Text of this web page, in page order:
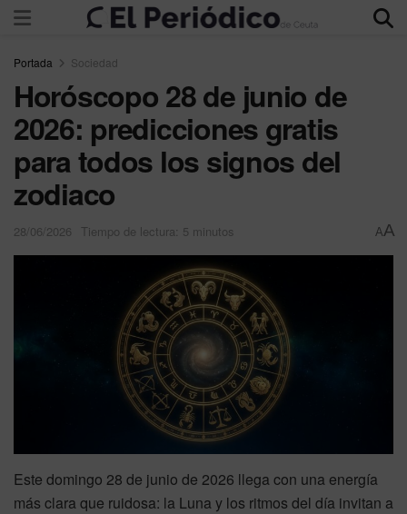
Portada Sociedad
Horóscopo 28 de junio de
2026: predicciones gratis
para todos los signos del
zodiaco
28/06/2026 Tiempo de lectura: 5 minutos AA
Este domingo 28 de junio de 2026 llega con una energía
más clara que ruidosa: la Luna y los ritmos del día invitan a